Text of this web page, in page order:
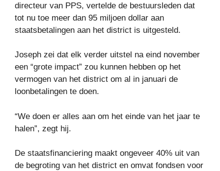
directeur van PPS, vertelde de bestuursleden dat
tot nu toe meer dan 95 miljoen dollar aan
staatsbetalingen aan het district is uitgesteld.
Joseph zei dat elk verder uitstel na eind november
een “grote impact” zou kunnen hebben op het
vermogen van het district om al in januari de
loonbetalingen te doen.
“We doen er alles aan om het einde van het jaar te
halen”, zegt hij.
De staatsfinanciering maakt ongeveer 40% uit van
de begroting van het district en omvat fondsen voor